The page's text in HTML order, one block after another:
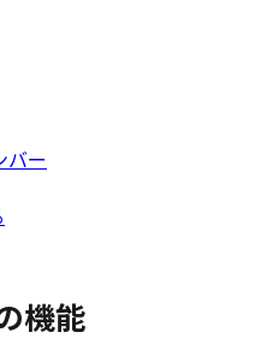
バー
機能